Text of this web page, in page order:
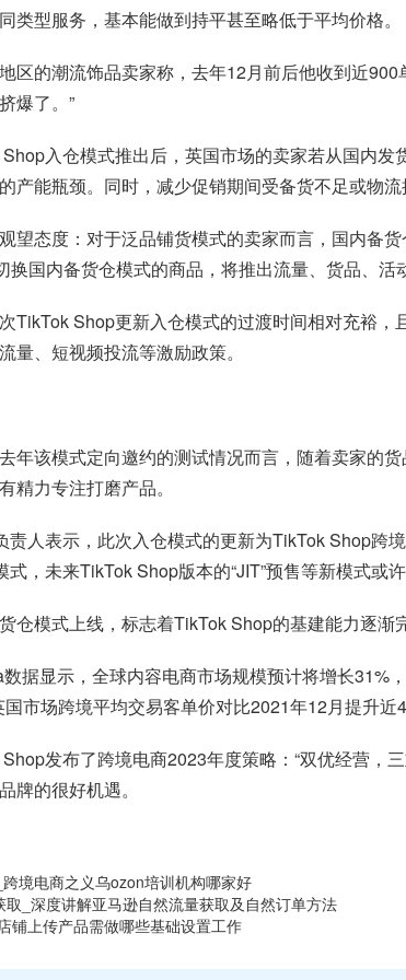
类型服务，基本能做到持平甚至略低于平均价格。
区的潮流饰品卖家称，去年12月前后他收到近
爆了。”
入仓模式推出后，英国市场的卖家若从国内
产能瓶颈。同时，减少促销期间受备货不足或物
望态度：对于泛品铺货模式的卖家而言，国内备
换国内备货仓模式的商品，将推出流量、货品、活
TikTok Shop更新入仓模式的过渡时间相对充裕
量、短视频投流等激励政策。
年该模式定向邀约的测试情况而言，随着卖家的
精力专注打磨产品。
责人表示，此次入仓模式的更新为TikTok Shop跨
式，未来TikTok Shop版本的“JIT”预售等新模式或许
仓模式上线，标志着TikTok Shop的基建能力逐渐
据显示，全球内容电商市场规模预计将增长31%
市场跨境平均交易客单价对比2021年12月提升近
发布了跨境电商2023年度策略：“双优经营，
牌的很好机遇。
境电商之义乌ozon培训机构哪家好
取_深度讲解亚马逊自然流量获取及自然订单方法
铺上传产品需做哪些基础设置工作